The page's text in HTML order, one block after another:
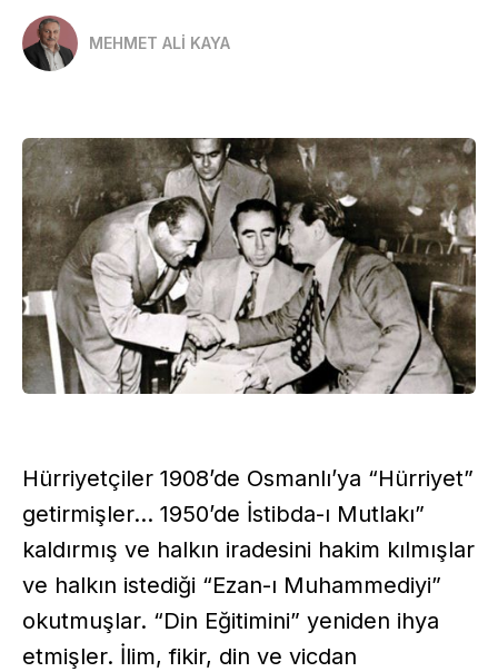
MEHMET ALİ KAYA
Hürriyetçiler 1908’de Osmanlı’ya “Hürriyet”
getirmişler... 1950’de İstibda-ı Mutlakı”
kaldırmış ve halkın iradesini hakim kılmışlar
ve halkın istediği “Ezan-ı Muhammediyi”
okutmuşlar. “Din Eğitimini” yeniden ihya
etmişler. İlim, fikir, din ve vicdan